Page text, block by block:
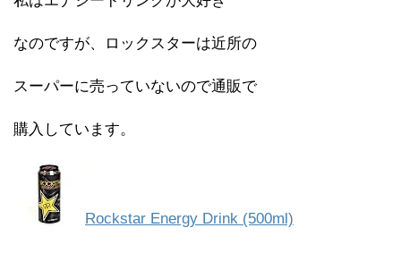
なのですが、ロックスターは近所の
スーパーに売っていないので通販で
購入しています。
Rockstar Energy Drink (500ml)